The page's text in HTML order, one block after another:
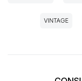
VINTAGE